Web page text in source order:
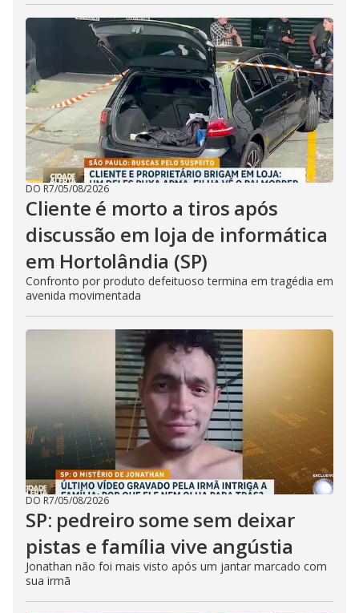
DO R7/05/08/2026
Cliente é morto a tiros após
discussão em loja de informática
em Hortolândia (SP)
Confronto por produto defeituoso termina em tragédia em
avenida movimentada
DO R7/05/08/2026
SP: pedreiro some sem deixar
pistas e família vive angústia
Jonathan não foi mais visto após um jantar marcado com
sua irmã